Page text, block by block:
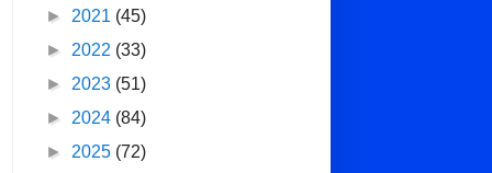
► 2021 (45)
► 2022 (33)
► 2023 (51)
► 2024 (84)
► 2025 (72)